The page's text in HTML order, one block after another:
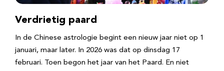
Verdrietig paard
In de Chinese astrologie begint een nieuw jaar niet op 1
januari, maar later. In 2026 was dat op dinsdag 17
februari. Toen begon het jaar van het Paard. En niet